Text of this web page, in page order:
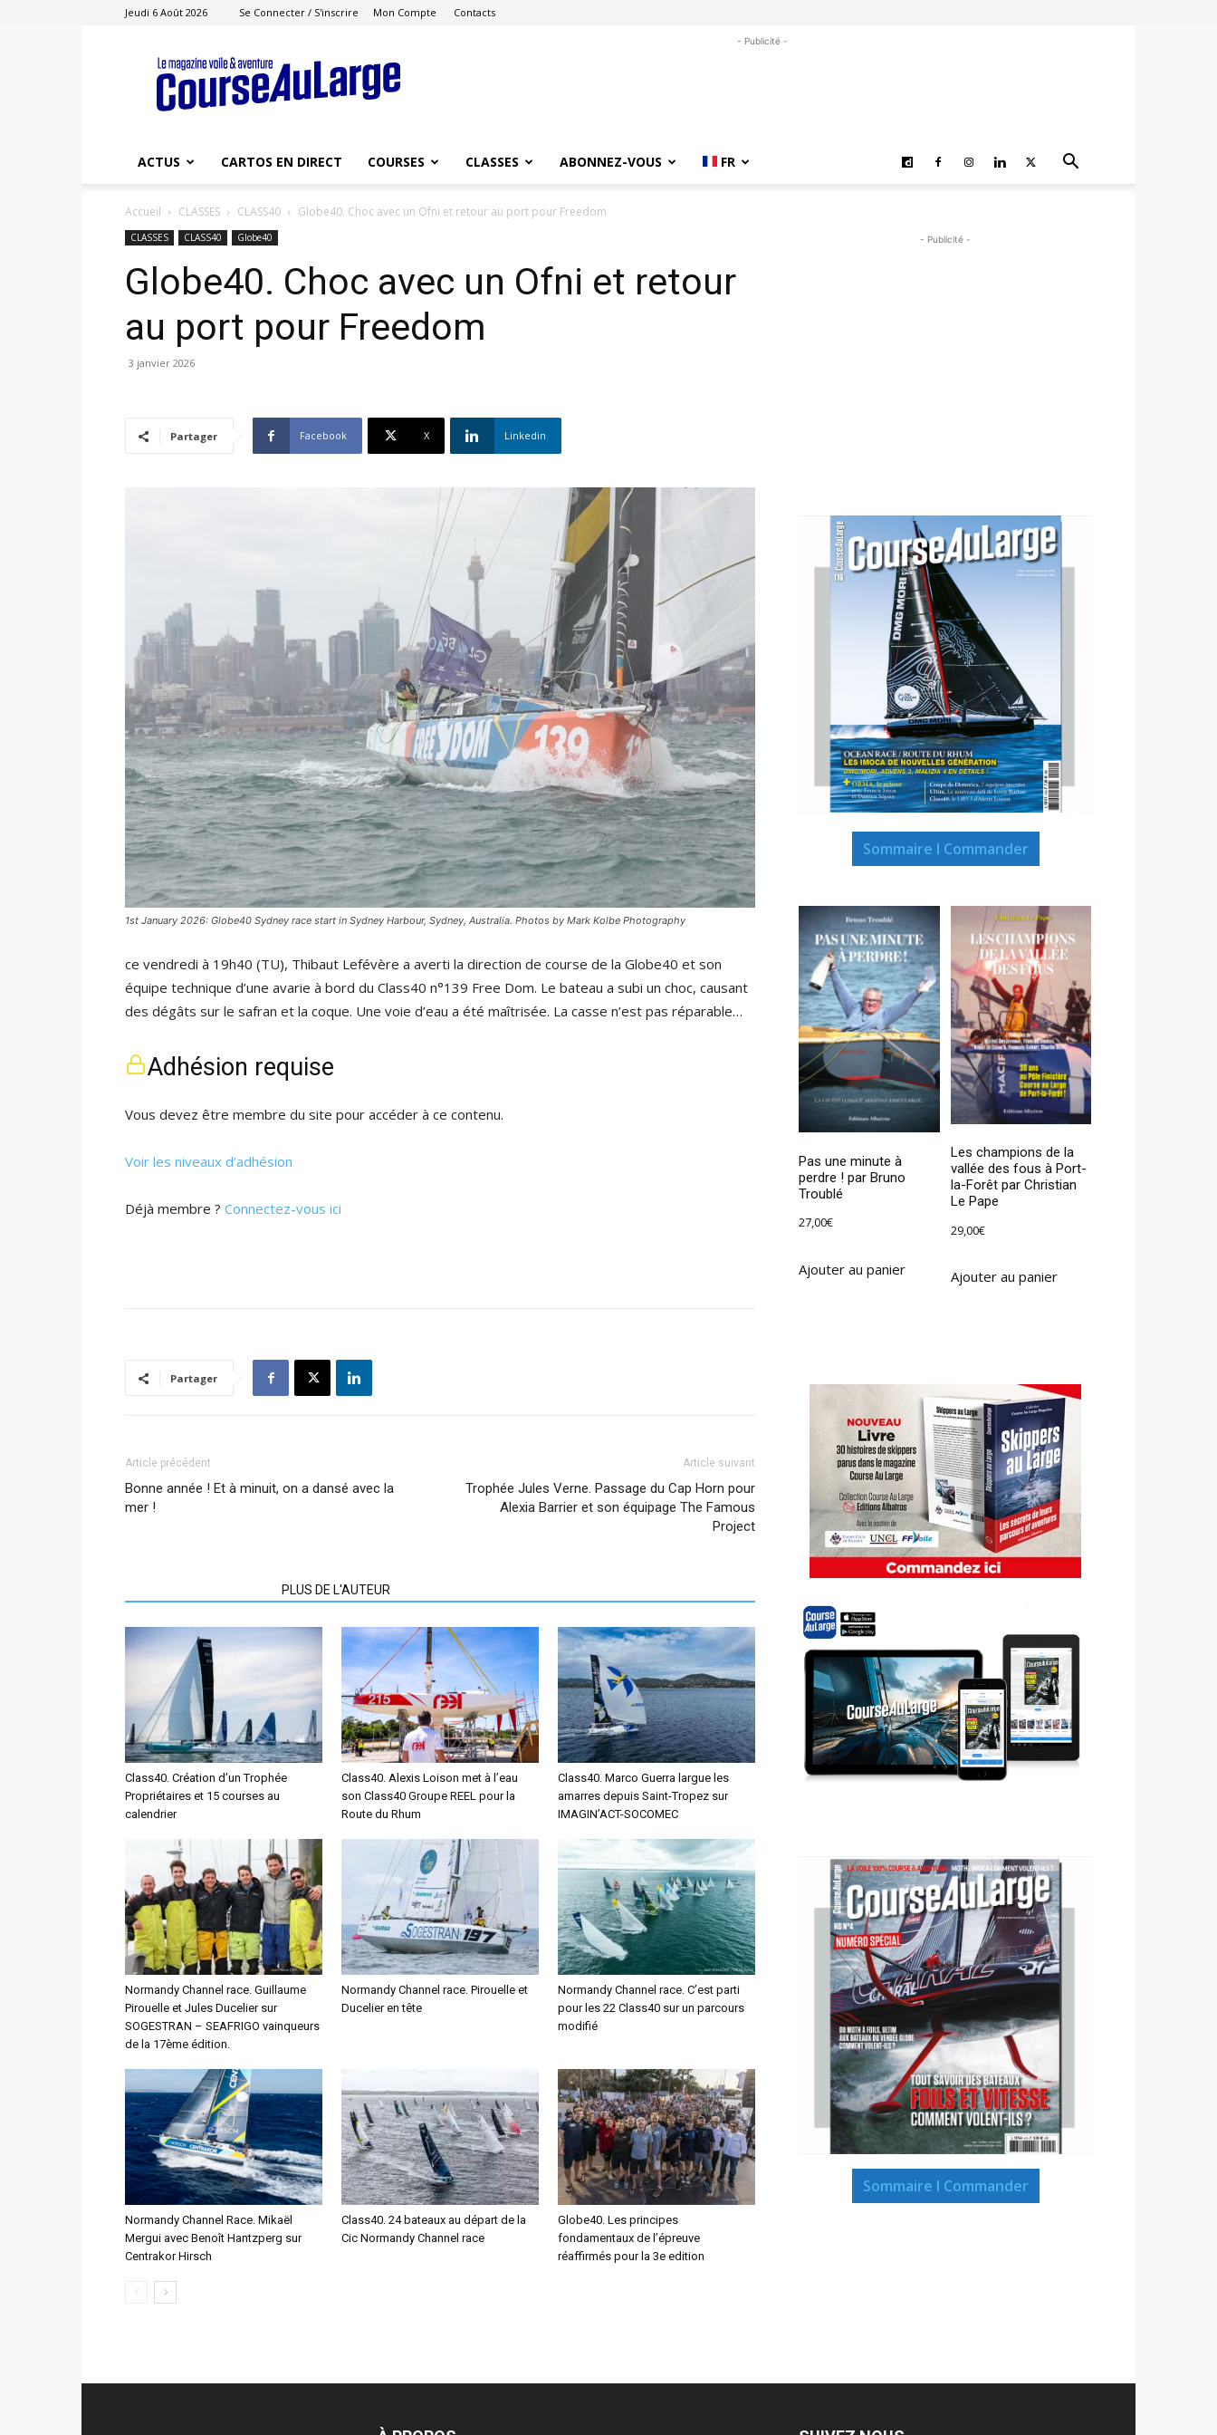
Jeudi 6 Août 2026 Se Connecter / S'inscrire Mon Compte Contacts
Course
au
Large
- Publicité -
ACTUS CARTOS EN DIRECT COURSES CLASSES ABONNEZ-VOUS FR
Accueil CLASSES CLASS40 Globe40. Choc avec un Ofni et retour au port pour Freedom
CLASSES CLASS40 Globe40
Globe40. Choc avec un Ofni et retour
au port pour Freedom
3 janvier 2026
Partager Facebook X Linkedin
1st January 2026: Globe40 Sydney race start in Sydney Harbour, Sydney, Australia. Photos by Mark Kolbe Photography
ce vendredi à 19h40 (TU), Thibaut Lefévère a averti la direction de course de la Globe40 et son
équipe technique d’une avarie à bord du Class40 n°139 Free Dom. Le bateau a subi un choc, causant
des dégâts sur le safran et la coque. Une voie d’eau a été maîtrisée. La casse n’est pas réparable…
Adhésion requise
Vous devez être membre du site pour accéder à ce contenu.
Voir les niveaux d’adhésion
Déjà membre ? Connectez-vous ici
Partager
Article précédent
Bonne année ! Et à minuit, on a dansé avec la
mer !
Article suivant
Trophée Jules Verne. Passage du Cap Horn pour
Alexia Barrier et son équipage The Famous
Project
PLUS DE L'AUTEUR
Class40. Création d’un Trophée
Propriétaires et 15 courses au
calendrier
Class40. Alexis Loison met à l’eau
son Class40 Groupe REEL pour la
Route du Rhum
Class40. Marco Guerra largue les
amarres depuis Saint-Tropez sur
IMAGIN’ACT-SOCOMEC
Normandy Channel race. Guillaume
Pirouelle et Jules Ducelier sur
SOGESTRAN – SEAFRIGO vainqueurs
de la 17ème édition.
Normandy Channel race. Pirouelle et
Ducelier en tête
Normandy Channel race. C’est parti
pour les 22 Class40 sur un parcours
modifié
Normandy Channel Race. Mikaël
Mergui avec Benoît Hantzperg sur
Centrakor Hirsch
Class40. 24 bateaux au départ de la
Cic Normandy Channel race
Globe40. Les principes
fondamentaux de l’épreuve
réaffirmés pour la 3e edition
- Publicité -
Sommaire I Commander
Pas une minute à
perdre ! par Bruno
Troublé
27,00€
Ajouter au panier
Les champions de la
vallée des fous à Port-
la-Forêt par Christian
Le Pape
29,00€
Ajouter au panier
Sommaire I Commander